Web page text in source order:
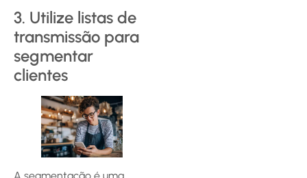
3. Utilize listas de
transmissão para
segmentar
clientes